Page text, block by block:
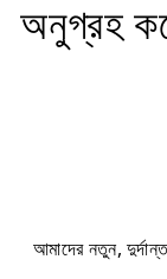
অনুগ্রহ
আমাদের নতুন,